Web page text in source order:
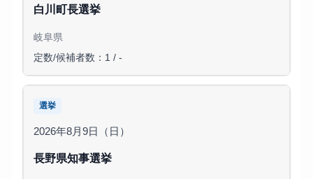
白川町長選挙
岐阜県
定数/候補者数：1 / -
選挙
2026年8月9日（日）
長野県知事選挙